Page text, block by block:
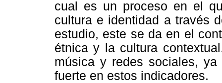
cual es un proceso en el
cultura e identidad a través
estudio, este se da en el
étnica y la cultura
música y redes sociales,
fuerte en estos indicadores.